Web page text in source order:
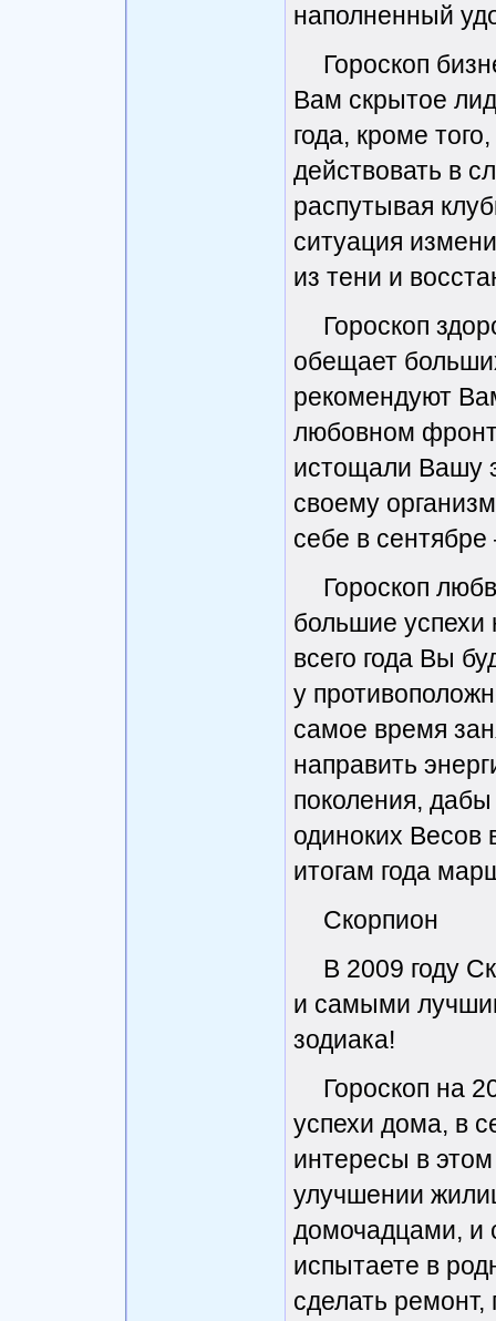
наполненный
Гороскоп
Вам скрытое
года, кроме
действовать в
распутывая
ситуация
из тени и
Гороскоп
обещает
рекомендуют
любовном
истощали Вашу
своему
себе в сентябре
Гороскоп
большие
всего года Вы
у
самое время
направить
поколения,
одиноких Весов
итогам года
Скорпион
В 2009 году
и самыми
зодиака!
Гороскоп на
успехи дома, в
интересы в
улучшении
домочадцами,
испытаете в
сделать